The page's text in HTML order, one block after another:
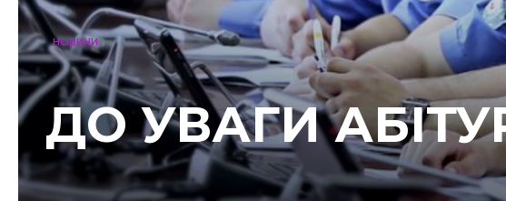
НОВИНИ
ДО УВАГИ